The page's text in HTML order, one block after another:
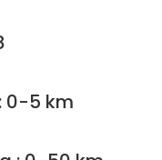
0-5 km